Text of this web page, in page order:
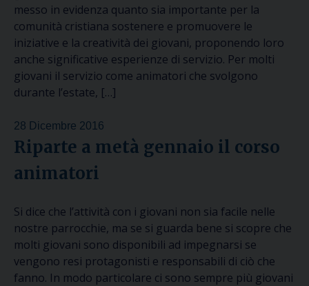
messo in evidenza quanto sia importante per la
comunità cristiana sostenere e promuovere le
iniziative e la creatività dei giovani, proponendo loro
anche significative esperienze di servizio. Per molti
giovani il servizio come animatori che svolgono
durante l’estate, […]
28 Dicembre 2016
Riparte a metà gennaio il corso
animatori
Si dice che l’attività con i giovani non sia facile nelle
nostre parrocchie, ma se si guarda bene si scopre che
molti giovani sono disponibili ad impegnarsi se
vengono resi protagonisti e responsabili di ciò che
fanno. In modo particolare ci sono sempre più giovani